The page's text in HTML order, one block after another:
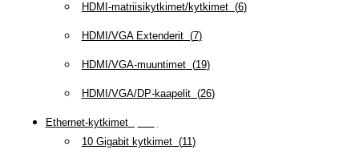
HDMI-matriisikytkimet/kytkimet(6)
HDMI/VGA Extenderit(7)
HDMI/VGA-muuntimet(19)
HDMI/VGA/DP-kaapelit(26)
Ethernet-kytkimet(
10 Gigabit kytkimet(11)